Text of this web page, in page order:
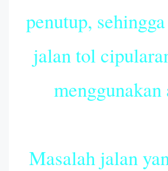
penutup,
jalan tol
menggunakan
Masalah jalan